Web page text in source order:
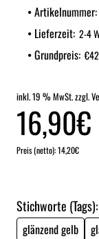
Artikelnummer:
Lieferzeit: 2-4
Grundpreis:
inkl. 19 % MwSt. zzgl.
16,90€
Preis (netto): 14,20€
Stichworte (Tags):
glänzend gelb